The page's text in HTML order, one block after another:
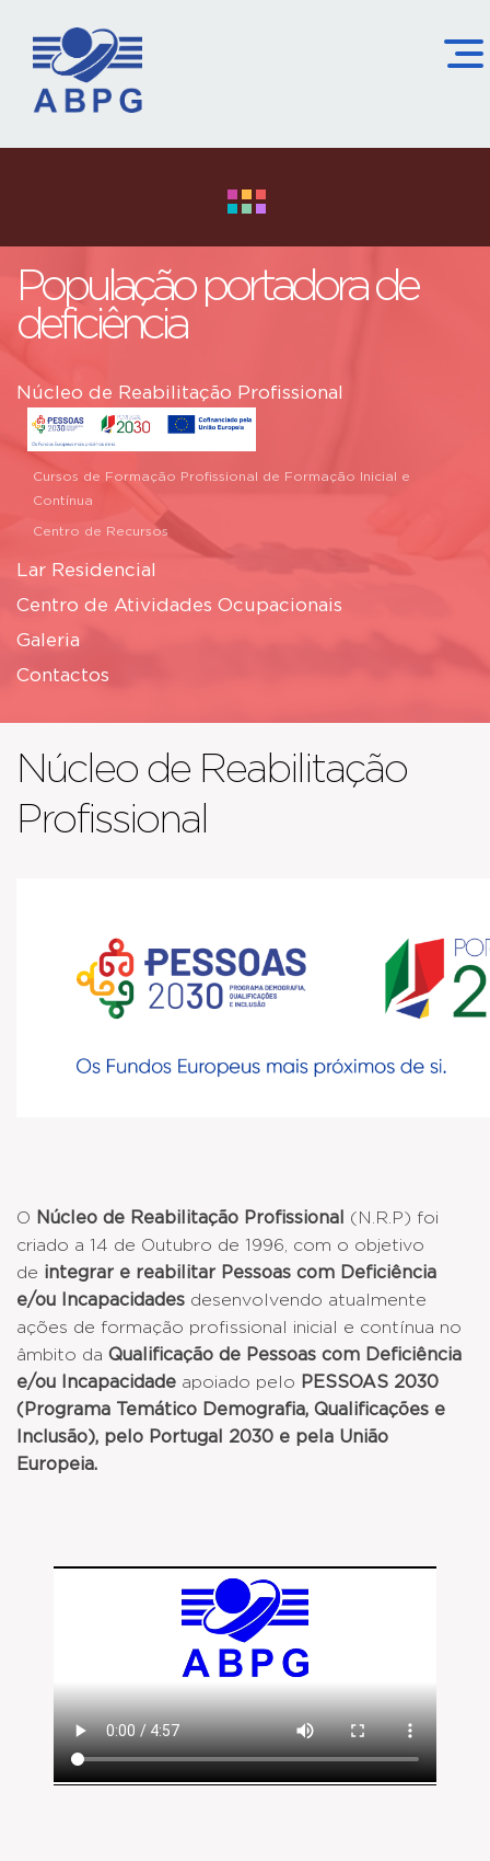
População portadora de
deficiência
Núcleo de Reabilitação Profissional
Cursos de Formação Profissional de Formação Inicial e
Contínua
Centro de Recursos
Lar Residencial
Centro de Atividades Ocupacionais
Galeria
Contactos
Núcleo de Reabilitação
Profissional
O Núcleo de Reabilitação Profissional (N.R.P) foi
criado a 14 de Outubro de 1996, com o objetivo
de integrar e reabilitar Pessoas com Deficiência
e/ou Incapacidades desenvolvendo atualmente
ações de formação profissional inicial e contínua no
âmbito da Qualificação de Pessoas com Deficiência
e/ou Incapacidade apoiado pelo PESSOAS 2030
(Programa Temático Demografia, Qualificações e
Inclusão), pelo Portugal 2030 e pela União
Europeia.